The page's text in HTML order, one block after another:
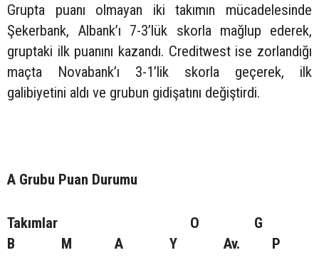
Grupta puanı olmayan iki takımın mücadelesinde
Şekerbank, Albank’ı 7-3’lük skorla mağlup ederek,
gruptaki ilk puanını kazandı. Creditwest ise zorlandığı
maçta Novabank’ı 3-1’lik skorla geçerek, ilk
galibiyetini aldı ve grubun gidişatını değiştirdi.
A Grubu Puan Durumu
Takımlar O G
B M A Y Av. P